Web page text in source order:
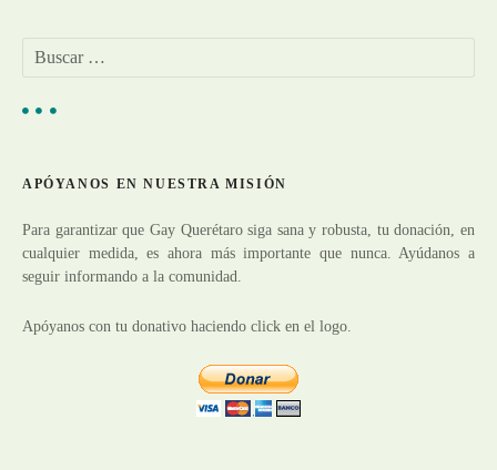
a
ó
n
d
e
c
:APÓYANOS EN NUESTRA MISIÓN
Para garantizar que Gay Querétaro siga sana y robusta, tu donación, en
cualquier medida, es ahora más importante que nunca. Ayúdanos a
seguir informando a la comunidad.
Apóyanos con tu donativo haciendo click en el logo.